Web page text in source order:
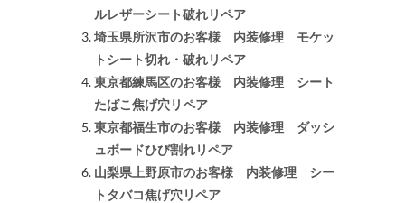
ルレザーシート破れリペア
埼玉県所沢市のお客様 内装修理 モケッ
トシート切れ・破れリペア
東京都練馬区のお客様 内装修理 シート
たばこ焦げ穴リペア
東京都福生市のお客様 内装修理 ダッシ
ュボードひび割れリペア
山梨県上野原市のお客様 内装修理 シー
トタバコ焦げ穴リペア